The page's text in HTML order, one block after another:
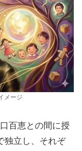
メージ
百恵との間に授
独立し、それぞ